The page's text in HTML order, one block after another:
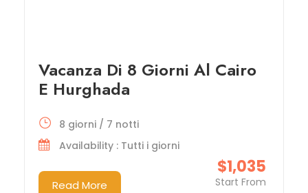
Vacanza Di 8 Giorni Al Cairo
E Hurghada
$1,035
Start From
8 giorni / 7 notti
Availability : Tutti i giorni
Read More